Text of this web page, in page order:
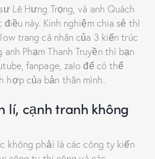
Lê Hưng Trọng, và anh Quách
này. Kinh nghiệm chia sẻ thì
trang cá nhân của 3 kiến trúc
Phạm Thanh Truyền thì bạn
fanpage, zalo để có thể
của bản thân mình.
lí, cạnh tranh không
không phải là các công ty kiến